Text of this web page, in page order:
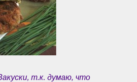
т.к. думаю, что